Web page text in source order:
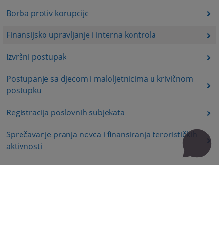
Borba protiv korupcije
Finansijsko upravljanje i interna kontrola
Izvršni postupak
Postupanje sa djecom i maloljetnicima u krivičnom
postupku
Registracija poslovnih subjekata
Sprečavanje pranja novca i finansiranja terorističkih
aktivnosti